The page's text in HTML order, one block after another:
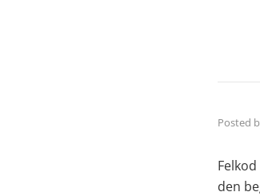
Posted
den